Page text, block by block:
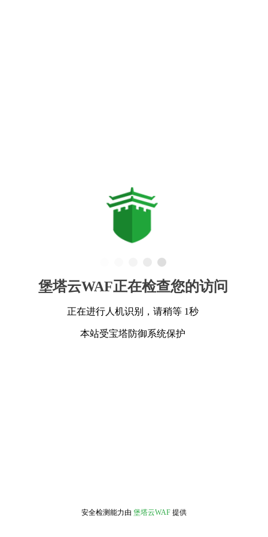
堡塔云WAF正在检查您的访问
正在进行人机识别，请稍等 1秒
本站受宝塔防御系统保护
安全检测能力由 堡塔云WAF 提供